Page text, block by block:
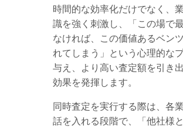
時間的な効率化だけでなく、
識を強く刺激し、「この場で
なければ、この価値あるベン
れてしまう」という心理的な
与え、より高い査定額を引き
効果を発揮します。
同時査定を実行する際は、各
話を入れる段階で、「他社様